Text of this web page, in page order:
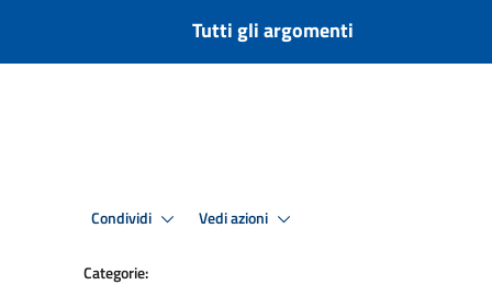
Tutti gli argomenti
Condividi Vedi azioni
Categorie: